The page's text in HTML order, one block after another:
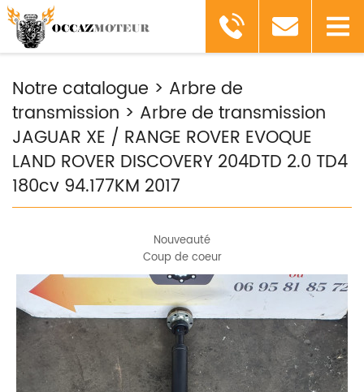
Notre catalogue > Arbre de
transmission > Arbre de transmission
JAGUAR XE / RANGE ROVER EVOQUE
LAND ROVER DISCOVERY 204DTD 2.0 TD4
180cv 94.177KM 2017
Nouveauté
Coup de coeur